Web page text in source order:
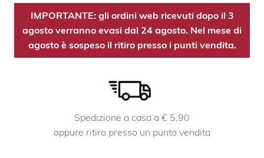
IMPORTANTE: gli ordini web ricevuti dopo il 3
agosto verranno evasi dal 24 agosto. Nel mese di
agosto è sospeso il ritiro presso i punti vendita.
Spedizione a casa a € 5,90
oppure ritiro presso un punto vendita